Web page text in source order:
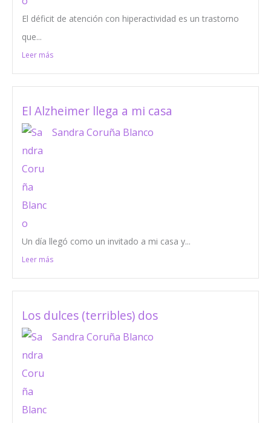
El déficit de atención con hiperactividad es un trastorno
que...
Leer más
El Alzheimer llega a mi casa
Sandra Coruña Blanco
Un día llegó como un invitado a mi casa y...
Leer más
Los dulces (terribles) dos
Sandra Coruña Blanco